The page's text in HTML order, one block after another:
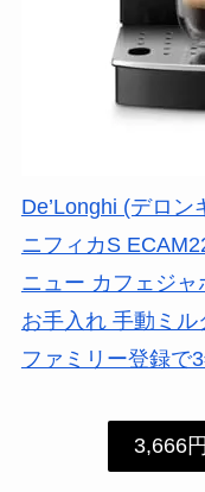
De’Longhi (デロ
ニフィカS
ニュー カフェジ
お手入れ 手動ミ
ファミリー登録で
3,666